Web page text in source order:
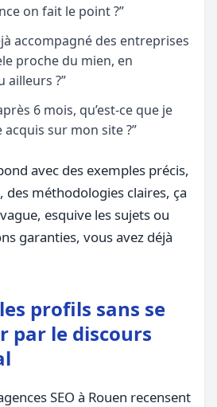
on fait le point ?”
accompagné des entreprises
proche du mien, en
ailleurs ?”
6 mois, qu’est-ce que je
sur mon site ?”
avec des exemples précis,
des méthodologies claires, ça
esquive les sujets ou
garanties, vous avez déjà
profils sans se
par le discours
SEO à Rouen recensent